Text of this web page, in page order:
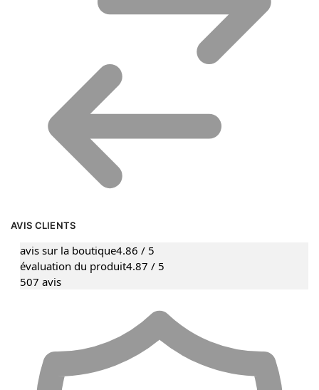
AVIS CLIENTS
avis sur la boutique4.86 / 5
évaluation du produit4.87 / 5
507 avis